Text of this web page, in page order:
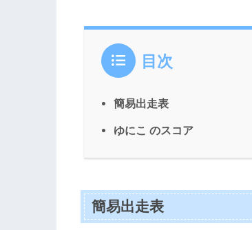
目次
簡易出走表
ゆにこ のスコア
簡易出走表